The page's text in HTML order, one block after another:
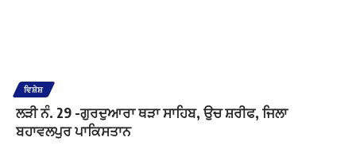
ਵਿਸ਼ੇਸ਼
ਲੜੀ ਨੰ. 29 -ਗੁਰਦੁਆਰਾ ਥੜਾ ਸਾਹਿਬ, ਉਚ ਸ਼ਰੀਫ, ਜਿਲਾ
ਬਹਾਵਲਪੁਰ ਪਾਕਿਸਤਾਨ